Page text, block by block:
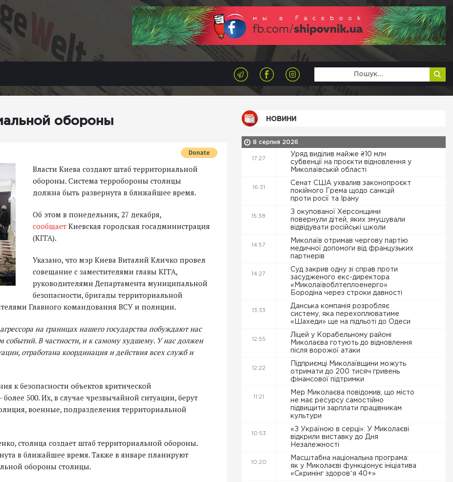
обороны
Власти Киева создают штаб территориальной
обороны. Система терробороны столицы
должна быть развернута в ближайшее время.
Об этом в понедельник, 27 декабря,
сообщает Киевская городская госадминистрация
(КГГА).
Указано, что мэр Киева Виталий Кличко провел
совещание с заместителями главы КГГА,
руководителями Департамента муниципальной
безопасности, бригады территориальной
Главного командования ВСУ и полиции.
на границах нашего государства побуждают нас
В частности, и к самому худшему. У нас должен
отработана координация и действия всех служб и
к безопасности объектов критической
500. Их, в случае чрезвычайной ситуации, берут
военные, подразделения территориальной
столица создает штаб территориальной обороны.
в ближайшее время. Также в январе планируют
обороны столицы.
НОВИНИ
8 серпня 2026
17:27
Уряд виділив майже ₴10 млн
субвенції на проєкти відновлення у
Миколаївській області
16:31
Сенат США ухвалив законопроєкт
покійного Грема щодо санкцій
проти росії та Ірану
15:38
З окупованої Херсонщини
повернули дітей, яких змушували
відвідувати російські школи
14:57
Миколаїв отримав чергову партію
медичної допомоги від французьких
партнерів
14:27
Суд закрив одну зі справ проти
засудженого екс-директора
«Миколаївоблтеплоенерго»
Бородіна через строки давності
13:33
Данська компанія розробляє
систему, яка перехоплюватиме
«Шахеди» ще на підльоті до Одеси
12:55
Ліцей у Корабельному районі
Миколаєва готують до відновлення
після ворожої атаки
12:22
Підприємці Миколаївщини можуть
отримати до 200 тисяч гривень
фінансової підтримки
11:21
Мер Миколаєва повідомив, що місто
не має ресурсу самостійно
підвищити зарплати працівникам
культури
10:53
«З Україною в серці»: У Миколаєві
відкрили виставку до Дня
Незалежності
10:20
Масштабна національна програма:
як у Миколаєві функціонує ініціатива
«Скринінг здоровʼя 40+»